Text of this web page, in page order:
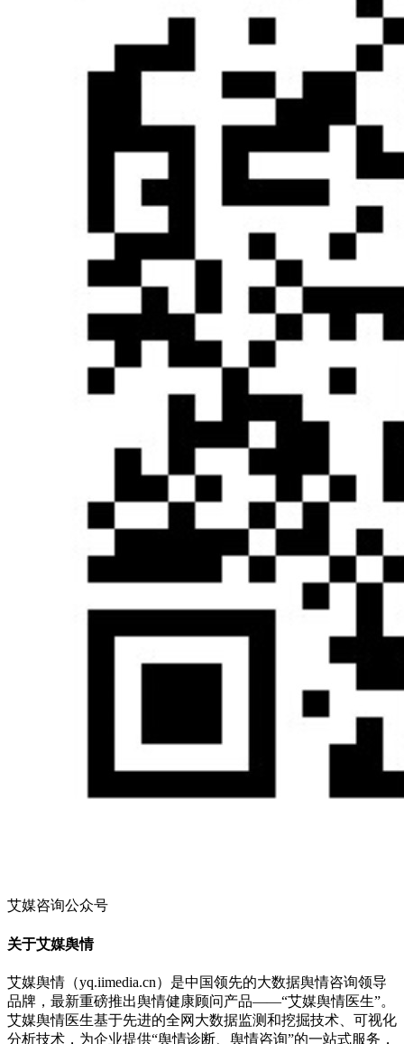
艾媒咨询公众号
关于艾媒舆情
艾媒舆情（yq.iimedia.cn）是中国领先的大数据舆情咨询领导
品牌，最新重磅推出舆情健康顾问产品——“艾媒舆情医生”。
艾媒舆情医生基于先进的全网大数据监测和挖掘技术、可视化
分析技术，为企业提供“舆情诊断、舆情咨询”的一站式服务，